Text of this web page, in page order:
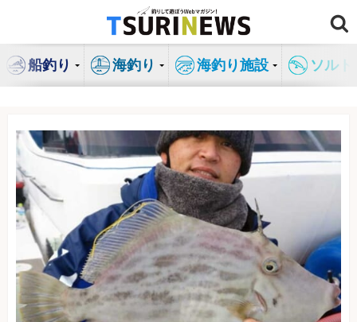
ン
船釣り 海釣り 海釣り施設 ソル